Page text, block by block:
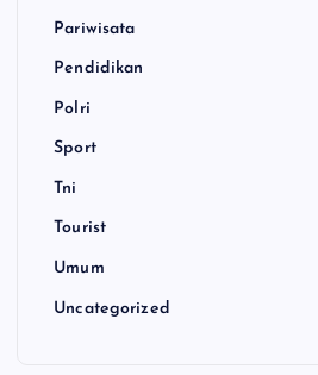
Pariwisata
Pendidikan
Polri
Sport
Tni
Tourist
Umum
Uncategorized